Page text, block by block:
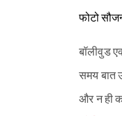
फोटो
बॉलीवुड
समय बात
और न ही